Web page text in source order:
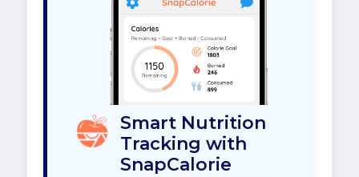
Smart Nutrition
Tracking with
SnapCalorie